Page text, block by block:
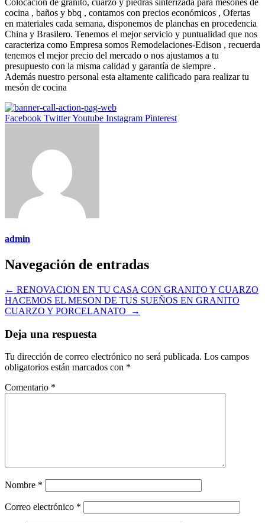
Colocación de granito, cuarzo y piedras sinterizada para mesones de
cocina , baños y bbq , contamos con precios económicos , Ofertas
en materiales cada semana, disponemos de planchas en procedencia
China y Brasilero. Tenemos el mejor servicio y puntualidad que nos
caracteriza como Empresa somos Remodelaciones-Edison , recuerda
tenemos el mejor precio del mercado o nos ajustamos a tu
presupuesto con la misma calidad y garantía de siempre .
Además nuestro personal esta altamente calificado para realizar tu
mesón de cocina
Facebook TwitterYoutube Instagram Pinterest
admin
Navegación de entradas
← RENOVACION EN TU CASA CON GRANITO Y CUARZO
HACEMOS EL MESON DE TUS SUEÑOS EN GRANITO
CUARZO Y PORCELANATO
→
Deja una respuesta
Tu dirección de correo electrónico no será publicada. Los campos
obligatorios están marcados con *
Comentario *
Nombre *
Correo electrónico *